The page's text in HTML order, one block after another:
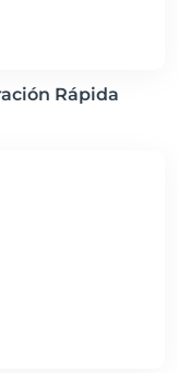
Rápida